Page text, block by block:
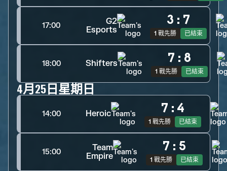
17:00
G2
Esports
3 : 7
1 戰先勝 已結束
18:00 Shifters 7 : 8
1 戰先勝 已結束
4月25日星期日
14:00 Heroic 7 : 4
1 戰先勝 已結束
15:00
Team
Empire
7 : 5
1 戰先勝 已結束